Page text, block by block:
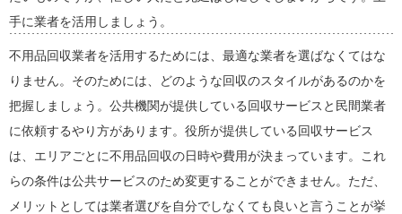
手に業者を活用しましょう。
不用品回収業者を活用するためには、最適な業者を選ばなくてはな
りません。そのためには、どのような回収のスタイルがあるのかを
把握しましょう。公共機関が提供している回収サービスと民間業者
に依頼するやり方があります。役所が提供している回収サービス
は、エリアごとに不用品回収の日時や費用が決まっています。これ
らの条件は公共サービスのため変更することができません。ただ、
メリットとしては業者選びを自分でしなくても良いと言うことが挙